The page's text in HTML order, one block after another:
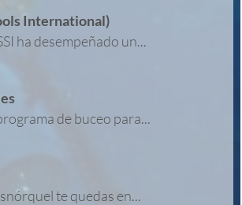
International)
ha desempeñado un...
de buceo para...
te quedas en...